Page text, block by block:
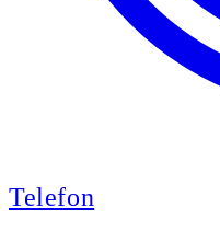
Telefon